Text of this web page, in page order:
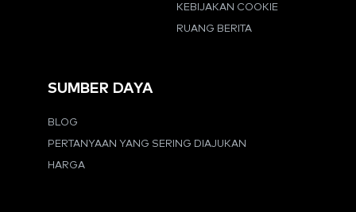
KEBIJAKAN COOKIE
RUANG BERITA
SUMBER DAYA
BLOG
PERTANYAAN YANG SERING DIAJUKAN
HARGA